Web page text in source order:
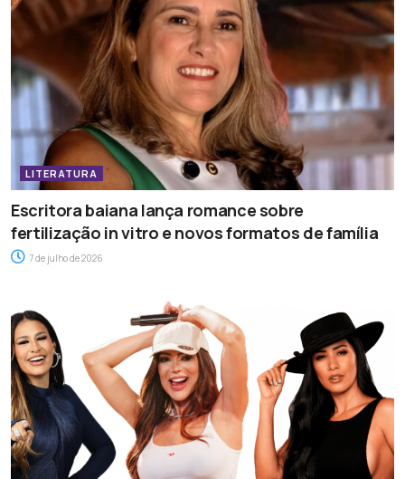
LITERATURA
Escritora baiana lança romance sobre
fertilização in vitro e novos formatos de família
7 de julho de 2026